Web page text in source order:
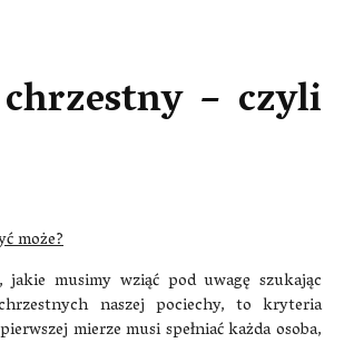
– czyli
może?
jakie musimy wziąć pod uwagę szukając
naszej pociechy, to kryteria
mierze musi spełniać każda osoba,